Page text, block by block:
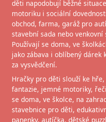
děti napodobují běžné
motoriku i sociální
obchod, farma, garáž pro
stavební sada nebo
Používají se doma, ve
jako zábava i oblíbený dárek
za vysvědčení.
Hračky pro děti slouží ke
fantazie, jemné motoriky,
se doma, ve školce, na
stavebnice pro děti,
panenky, autíčka, dětské